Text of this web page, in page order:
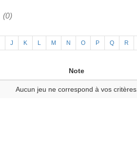
(0)
J K L M N O P Q R
Note
Aucun jeu ne correspond à vos critères.